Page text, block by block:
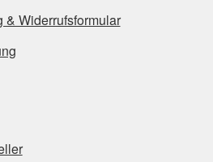
& Widerrufsformular